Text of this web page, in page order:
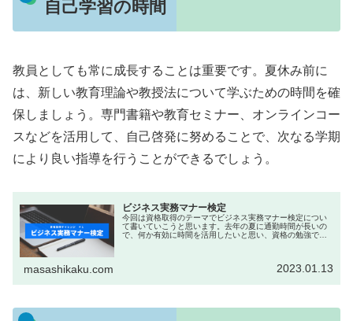
自己学習の時間
教員としても常に成長することは重要です。夏休み前に
は、新しい教育理論や教授法について学ぶための時間を確
保しましょう。専門書籍や教育セミナー、オンラインコー
スなどを活用して、自己啓発に努めることで、次なる学期
により良い指導を行うことができるでしょう。
ビジネス実務マナー検定
今回は資格取得のテーマでビジネス実務マナー検定につい
て書いていこうと思います。去年の夏に通勤時間が長いの
で、何か有効に時間を活用したいと思い、資格の勉強でも
masashikaku.com 2023.01.13